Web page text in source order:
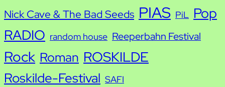
Nick Cave & The Bad Seeds PIAS PiL Pop
RADIO random house Reeperbahn Festival
Rock Roman ROSKILDE
Roskilde-Festival SAFI